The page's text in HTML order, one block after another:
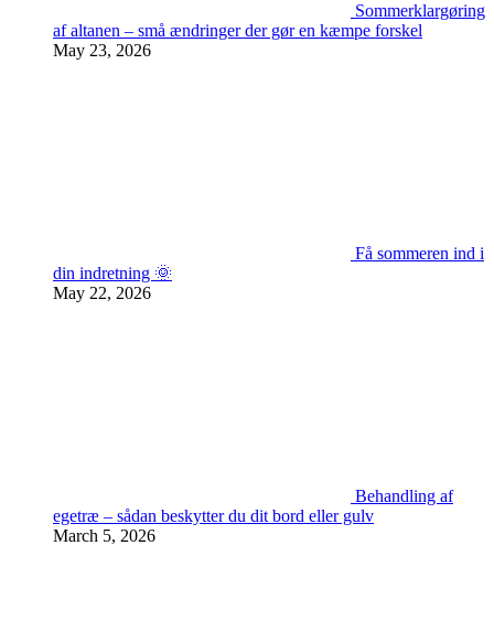
Sommerklargøring
af altanen – små ændringer der gør en kæmpe forskel
May 23, 2026
Få sommeren ind i
din indretning 🌞
May 22, 2026
Behandling af
egetræ – sådan beskytter du dit bord eller gulv
March 5, 2026